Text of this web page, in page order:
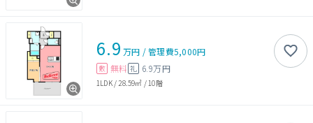
6.9 万円 /管理費5,000円
敷 無料 礼 6.9万円
1LDK/ 28.59㎡ / 10階